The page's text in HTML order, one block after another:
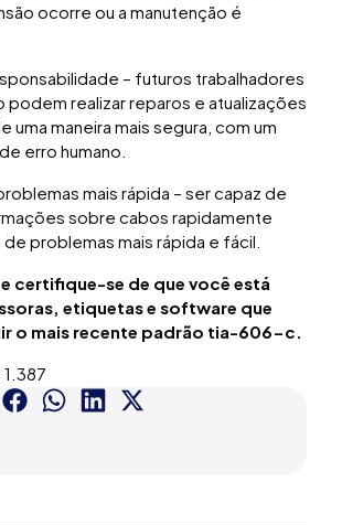
ocorre ou a manutenção é
– futuros trabalhadores
podem realizar reparos e atualizações
uma maneira mais segura, com um
erro humano.
mais rápida – ser capaz de
sobre cabos rapidamente
de problemas mais rápida e fácil.
certifique-se de que você está
etiquetas e software que
o mais recente padrão tia-606-c.
1.387